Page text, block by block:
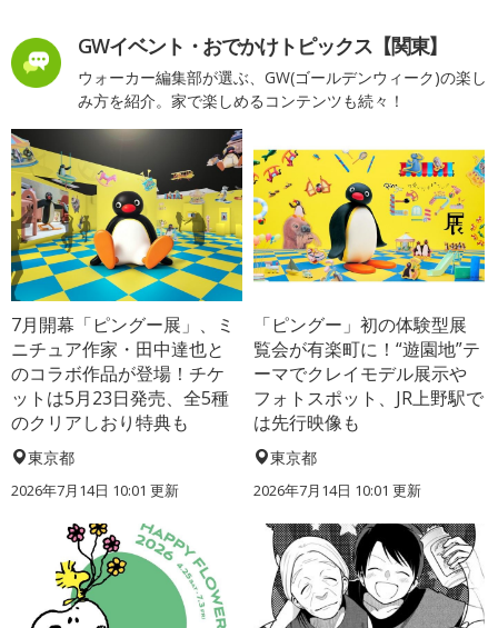
GWイベント・おでかけトピックス【関東】
ウォーカー編集部が選ぶ、GW(ゴールデンウィーク)の楽し
み方を紹介。家で楽しめるコンテンツも続々！
7月開幕「ピングー展」、ミ
ニチュア作家・田中達也と
のコラボ作品が登場！チケ
ットは5月23日発売、全5種
のクリアしおり特典も
東京都
2026年7月14日 10:01 更新
「ピングー」初の体験型展
覧会が有楽町に！“遊園地”テ
ーマでクレイモデル展示や
フォトスポット、JR上野駅で
は先行映像も
東京都
2026年7月14日 10:01 更新